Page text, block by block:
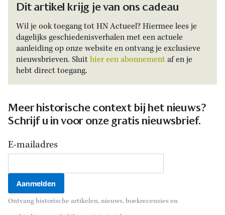
Dit artikel krijg je van ons cadeau
Wil je ook toegang tot HN Actueel? Hiermee lees je
dagelijks geschiedenisverhalen met een actuele
aanleiding op onze website en ontvang je exclusieve
nieuwsbrieven. Sluithier een abonnementaf en je
hebt direct toegang.
Meer historische context bij het nieuws?
Schrijf u in voor onze gratis nieuwsbrief.
E-mailadres
Ontvang historische artikelen, nieuws, boekrecensies en